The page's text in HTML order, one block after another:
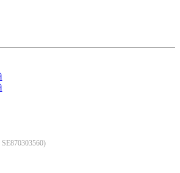
SE870303560)